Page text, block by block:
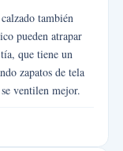
también
pueden atrapar
que tiene un
zapatos de tela
ventilen mejor.